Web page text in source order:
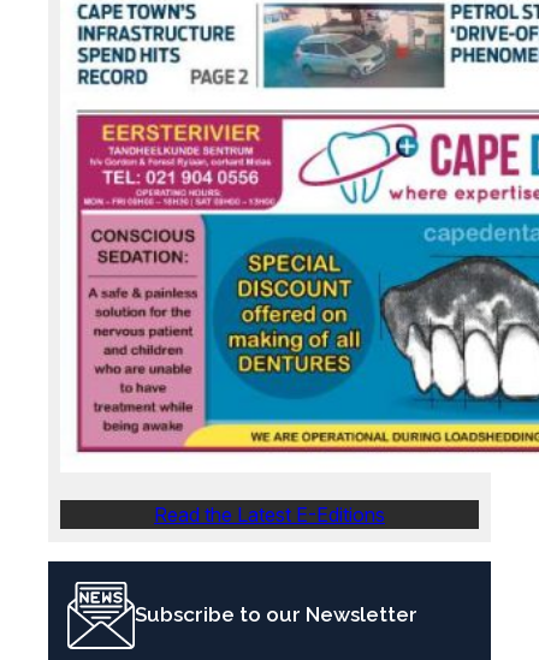
Read the Latest E-Editions
Subscribe to our Newsletter